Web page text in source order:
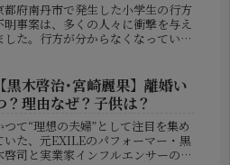
都府南丹市で発生した小学生の行方
明事案は、多くの人々に衝撃を与え
した。行方が分からなくなっている
関心が高まるにつれて、「支援学級に
通っていたのではないか」「父親は
...
【黒木啓治･宮崎麗果】離婚い
？理由なぜ？子供は？
つて“理想の夫婦”として注目を集め
いた、元EXILEのパフォーマー・黒
啓司と実業家インフルエンサーの宮